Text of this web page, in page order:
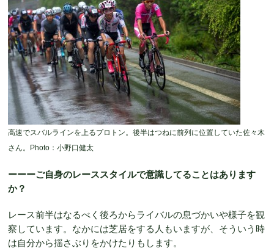
高速でスバルラインを上るプロトン。後半はつねに前列に位置していた佐々木
さん。Photo：小野口健太
ーーーご自身のレーススタイルで意識してることはあります
か？
レース前半はなるべく後ろからライバルの息づかいや様子を観
察しています。なかには芝居をする人もいますが、そういう時
は自分から揺さぶりをかけたりもします。